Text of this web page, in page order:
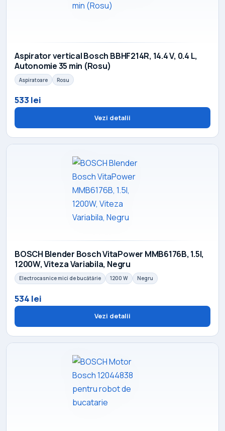
Aspirator vertical Bosch BBHF214R, 14.4 V, 0.4 L,
Autonomie 35 min (Rosu)
Aspiratoare Rosu
533 lei
Vezi detalii
BOSCH Blender Bosch VitaPower MMB6176B, 1.5l,
1200W, Viteza Variabila, Negru
Electrocasnice mici de bucătărie 1200 W Negru
534 lei
Vezi detalii